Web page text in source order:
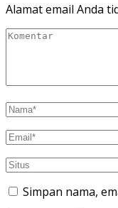
Alamat email Anda
Simpan nama,